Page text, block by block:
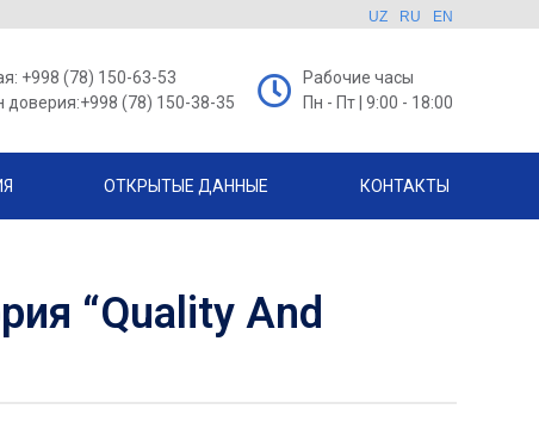
UZ RU EN
+998 (78) 150-63-53
доверия:+998 (78) 150-38-35
Рабочие часы
Пн - Пт | 9:00 - 18:00
ОТКРЫТЫЕ ДАННЫЕ КОНТАКТЫ
“Quality And